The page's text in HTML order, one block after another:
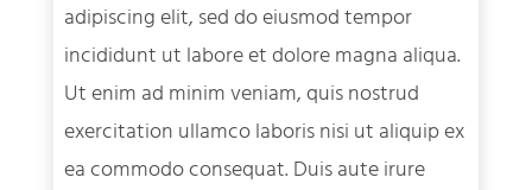
adipiscing elit, sed do eiusmod tempor
incididunt ut labore et dolore magna aliqua.
Ut enim ad minim veniam, quis nostrud
exercitation ullamco laboris nisi ut aliquip ex
ea commodo consequat. Duis aute irure